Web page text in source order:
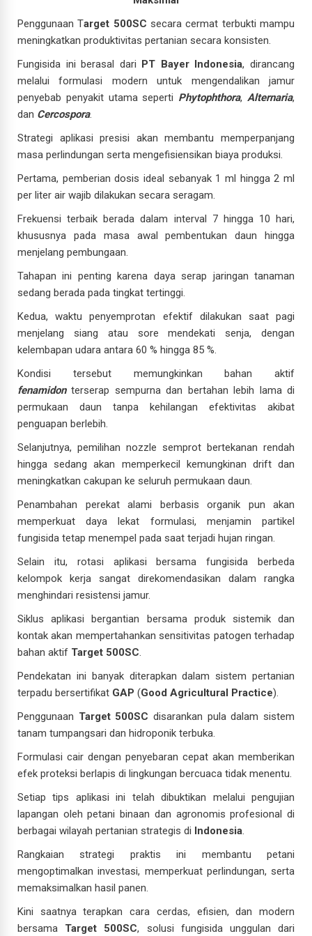
Penggunaan Target 500SC secara cermat terbukti mampu
meningkatkan produktivitas pertanian secara konsisten.
Fungisida ini berasal dari
PT Bayer Indonesia, dirancang
melalui formulasi modern untuk mengendalikan jamur
penyebab penyakit utama seperti Phytophthora,Alternaria,
dan Cercospora.
Strategi aplikasi presisi akan membantu memperpanjang
masa perlindungan serta mengefisiensikan biaya produksi.
Pertama, pemberian dosis ideal sebanyak 1 ml hingga 2 ml
per liter air wajib dilakukan secara seragam.
Frekuensi terbaik berada dalam interval 7 hingga 10 hari,
khususnya pada masa awal pembentukan daun hingga
menjelang pembungaan.
Tahapan ini penting karena daya serap jaringan tanaman
sedang berada pada tingkat tertinggi.
Kedua, waktu penyemprotan efektif dilakukan saat pagi
menjelang siang atau sore mendekati senja, dengan
kelembapan udara antara 60 % hingga 85 %.
Kondisi tersebut memungkinkan bahan aktif
fenamidonterserap sempurna dan bertahan lebih lama di
permukaan daun tanpa kehilangan efektivitas akibat
penguapan berlebih.
Selanjutnya, pemilihan nozzle semprot bertekanan rendah
hingga sedang akan memperkecil kemungkinan drift dan
meningkatkan cakupan ke seluruh permukaan daun.
Penambahan perekat alami berbasis organik pun akan
memperkuat daya lekat formulasi, menjamin partikel
fungisida tetap menempel pada saat terjadi hujan ringan.
Selain itu, rotasi aplikasi bersama fungisida berbeda
kelompok kerja sangat direkomendasikan dalam rangka
menghindari resistensi jamur.
Siklus aplikasi bergantian bersama produk sistemik dan
kontak akan mempertahankan sensitivitas patogen terhadap
bahan aktif Target 500SC.
Pendekatan ini banyak diterapkan dalam sistem pertanian
terpadu bersertifikat GAP (Good Agricultural Practice).
Penggunaan Target 500SC disarankan pula dalam sistem
tanam tumpangsari dan hidroponik terbuka.
Formulasi cair dengan penyebaran cepat akan memberikan
efek proteksi berlapis di lingkungan bercuaca tidak menentu.
Setiap tips aplikasi ini telah dibuktikan melalui pengujian
lapangan oleh petani binaan dan agronomis profesional di
berbagai wilayah pertanian strategis di Indonesia.
Rangkaian strategi praktis ini membantu petani
mengoptimalkan investasi, memperkuat perlindungan, serta
memaksimalkan hasil panen.
Kini saatnya terapkan cara cerdas, efisien, dan modern
bersama Target 500SC, solusi fungisida unggulan dari